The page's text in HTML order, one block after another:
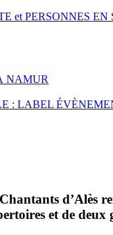
et PERSONNES
NAMUR
: LABEL
d’Alès
et de deux